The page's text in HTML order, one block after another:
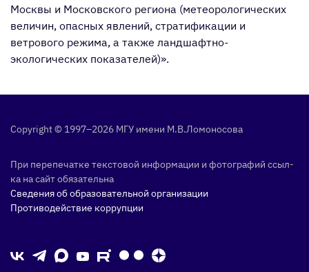
Москвы и Московского региона (метеорологических
величин, опасных явлений, стратификации и
ветрового режима, а также ландшафтно-
экологических показателей)».
Copyright © 1997–2026 МГУ име­ни М.В.Ло­моно­сова
При пе­репе­чат­ке тек­сто­вой ин­форма­ции и фо­тог­ра­фий ссыл­
ка на сайт обя­затель­на
Сведения об образовательной организации
Противодействие коррупции